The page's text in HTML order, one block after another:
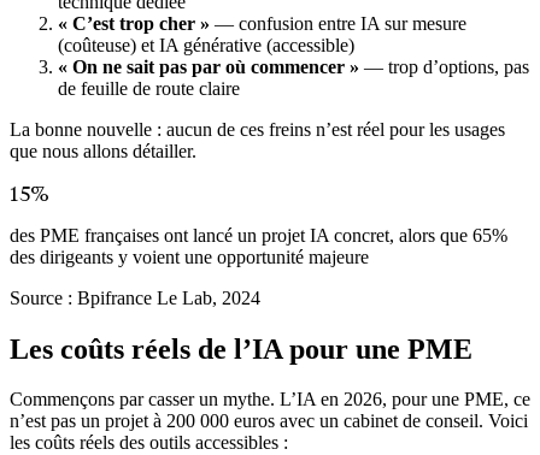
« C’est trop cher » — confusion entre IA sur mesure
(coûteuse) et IA générative (accessible)
« On ne sait pas par où commencer » — trop d’options, pas
de feuille de route claire
La bonne nouvelle : aucun de ces freins n’est réel pour les usages
que nous allons détailler.
15%
des PME françaises ont lancé un projet IA concret, alors que 65%
des dirigeants y voient une opportunité majeure
Source : Bpifrance Le Lab, 2024
Les coûts réels de l’IA pour une PME
Commençons par casser un mythe. L’IA en 2026, pour une PME, ce
n’est pas un projet à 200 000 euros avec un cabinet de conseil. Voici
les coûts réels des outils accessibles :